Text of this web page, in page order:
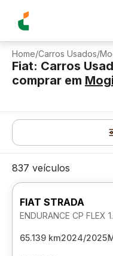
Home/Carros Usados/
Fiat: Carros
comprar em
837 veículos
FIAT STRADA
ENDURANCE CP FLEX
65.139 km2024/2025